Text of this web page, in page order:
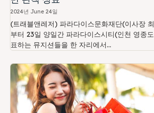
2024년 June 24일
(트래블앤레저) 파라다이스문화재단(이사장
부터 23일 양일간 파라다이스시티(인천 영종
표하는 뮤지션들을 한 자리에서...